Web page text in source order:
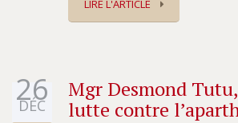
LIRE L'ARTICLE
26
DÉC
Mgr Desmond
lutte contre